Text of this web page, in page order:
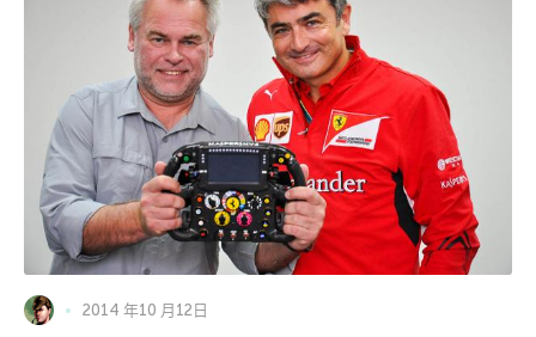
2014 年10 月12日